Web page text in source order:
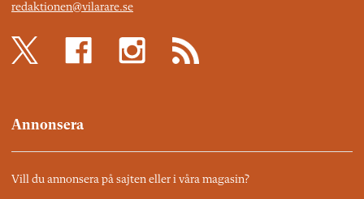
redaktionen@vilarare.se
Annonsera
Vill du annonsera på sajten eller i våra magasin?